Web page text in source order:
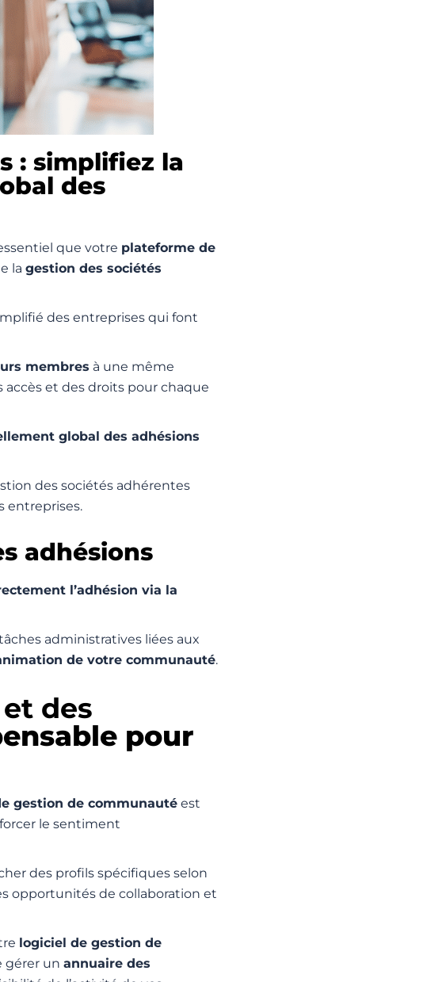
: simplifiez la
des
que votre plateforme de
la gestion des sociétés
des entreprises qui font
membres à une même
et des droits pour chaque
global des adhésions
des sociétés adhérentes
entreprises.
adhésions
l’adhésion via la
administratives liées aux
de votre communauté.
des
pour
gestion de communauté est
le sentiment
des profils spécifiques selon
opportunités de collaboration et
logiciel de gestion de
gérer un annuaire des